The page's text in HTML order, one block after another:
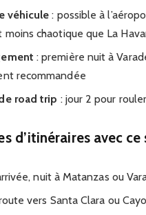
véhicule : possible à
moins chaotique que La
: première nuit à
recommandée
road trip : jour 2 pour
d’itinéraires avec ce
nuit à Matanzas ou
vers Santa Clara ou